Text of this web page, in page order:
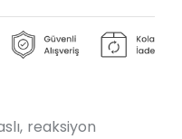
reaksiyon